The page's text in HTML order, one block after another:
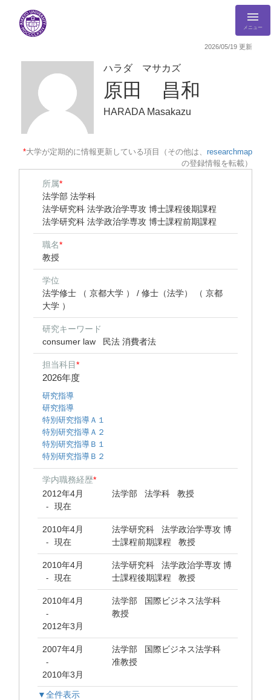
メニュー
2026/05/19 更新
ハラダ マサカズ
原田 昌和
HARADA Masakazu
*大学が定期的に情報更新している項目（その他は、 researchmap
の登録情報を転載）
所属*
法学部 法学科
法学研究科 法学政治学専攻 博士課程後期課程
法学研究科 法学政治学専攻 博士課程前期課程
職名*
教授
学位
法学修士 （ 京都大学 ） / 修士（法学） （ 京都
大学 ）
研究キーワード
consumer law
民法 消費者法
担当科目*
2026年度
研究指導
研究指導
特別研究指導Ａ１
特別研究指導Ａ２
特別研究指導Ｂ１
特別研究指導Ｂ２
学内職務経歴*
2012年4月
- 現在
法学部 法学科 教授
2010年4月
- 現在
法学研究科 法学政治学専攻 博
士課程前期課程 教授
2010年4月
- 現在
法学研究科 法学政治学専攻 博
士課程後期課程 教授
2010年4月
-
2012年3月
法学部 国際ビジネス法学科
教授
2007年4月
-
2010年3月
法学部 国際ビジネス法学科
准教授
▼全件表示